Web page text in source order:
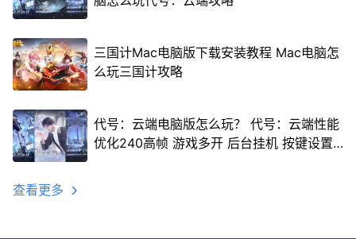
三国计Mac电脑版下载安装教程 Mac电脑怎
么玩三国计攻略
代号：云端电脑版怎么玩？ 代号：云端性能
优化240高帧 游戏多开 后台挂机 按键设置
查看更多